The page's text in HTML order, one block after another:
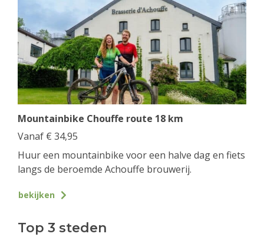
Mountainbike Chouffe route 18 km
Vanaf € 34,95
Huur een mountainbike voor een halve dag en fiets
langs de beroemde Achouffe brouwerij.
bekijken
Top 3 steden